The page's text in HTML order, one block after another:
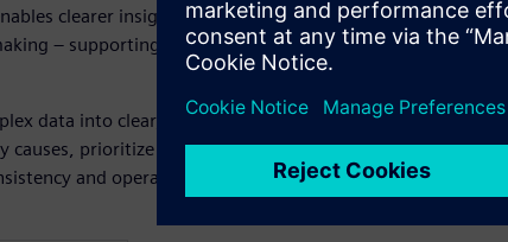
clearer insights, prescriptive recommendations and
– supporting more reliable, efficient industrial
data into clear, actionable guidance, generative AI helps
causes, prioritize actions and respond earlier – improving
and operational reliability across automated